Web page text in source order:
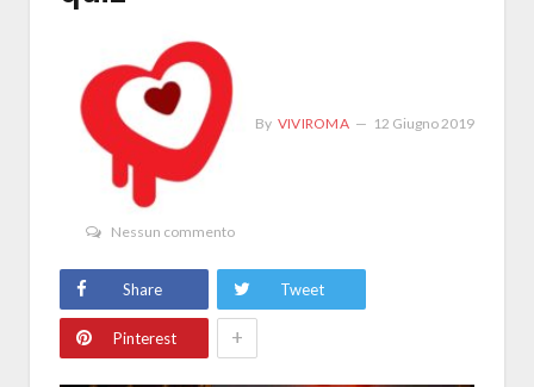
By VIVIROMA 12 Giugno 2019
Nessun commento
Share Tweet
Pinterest +